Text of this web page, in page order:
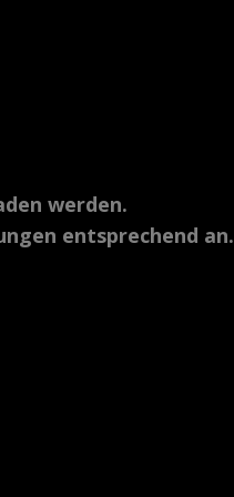
werden.
entsprechend an.